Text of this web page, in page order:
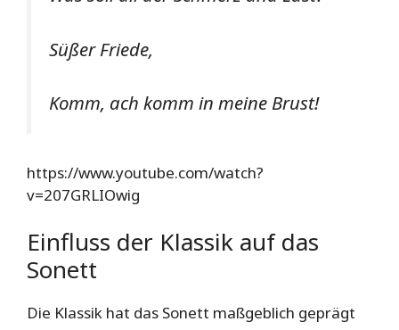
Süßer Friede,
Komm, ach komm in meine Brust!
https://www.youtube.com/watch?
v=207GRLIOwig
Einfluss der Klassik auf das
Sonett
Die Klassik hat das Sonett maßgeblich geprägt